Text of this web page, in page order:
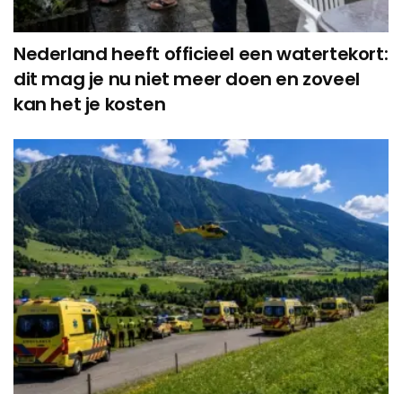
Nederland heeft officieel een watertekort:
dit mag je nu niet meer doen en zoveel
kan het je kosten